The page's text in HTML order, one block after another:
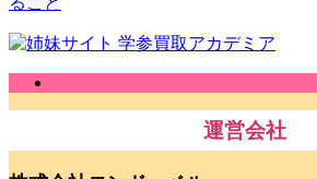
運営会社